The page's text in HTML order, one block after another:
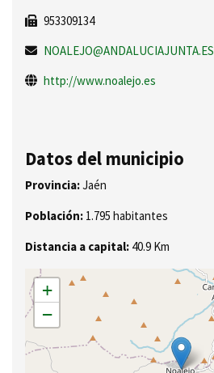
953309134
NOALEJO@ANDALUCIAJUNTA.ES
http://www.noalejo.es
Datos del municipio
Provincia:Jaén
Población: 1.795 habitantes
Distancia a capital: 40.9 Km
+
−